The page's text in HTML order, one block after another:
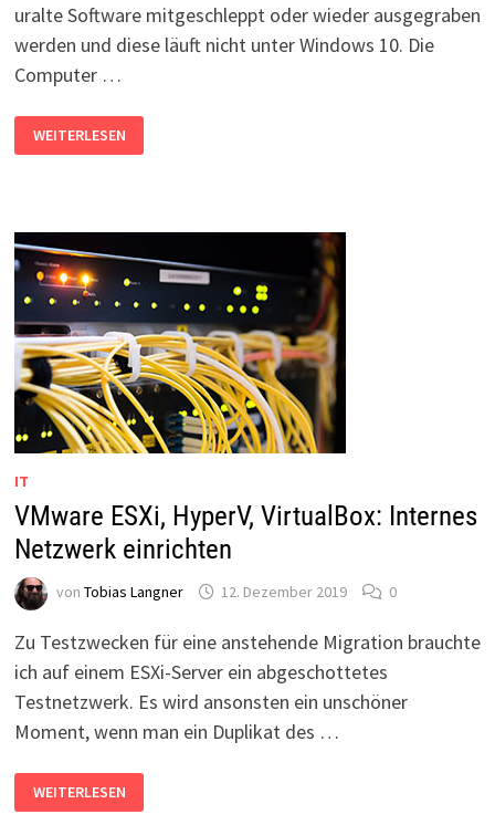
uralte Software mitgeschleppt oder wieder ausgegraben
werden und diese läuft nicht unter Windows 10. Die
Computer …
WINDOWS
XP
MODE
–
XP
MODE
DOWNLOAD
WEITERLESEN
IT
VMware ESXi, HyperV, VirtualBox: Internes
Netzwerk einrichten
von Tobias Langner 12. Dezember 2019 0
Zu Testzwecken für eine anstehende Migration brauchte
ich auf einem ESXi-Server ein abgeschottetes
Testnetzwerk. Es wird ansonsten ein unschöner
Moment, wenn man ein Duplikat des …
VMWARE
ESXI,
HYPERV,
WEITERLESEN